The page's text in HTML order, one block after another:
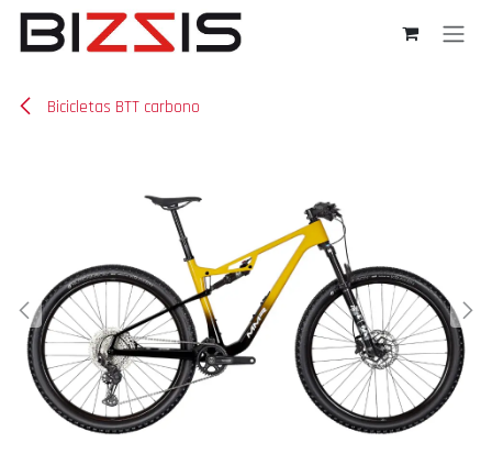
Ir al contenido
Bicicletas BTT carbono